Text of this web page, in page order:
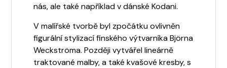
nás, ale také například v dánské Kodani.
V malířské tvorbě byl zpočátku ovlivněn
figurální stylizací finského výtvarníka Björna
Weckströma. Později vytvářel lineárně
traktované malby, a také kvašové kresby, s